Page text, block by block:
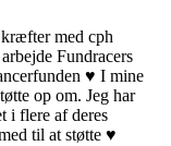
med cph
Fundracers
♥️ I mine
op om. Jeg har
i flere af deres
til at støtte ♥️